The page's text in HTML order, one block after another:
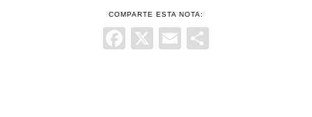
COMPARTE ESTA NOTA:
Facebook
X Email